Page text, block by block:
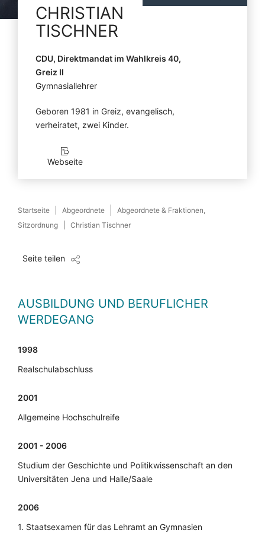
CHRISTIAN
TISCHNER
CDU, Direktmandat im Wahlkreis 40,
Greiz II
Gymnasiallehrer
Geboren 1981 in Greiz, evangelisch,
verheiratet, zwei Kinder.
Webseite
Startseite Abgeordnete
Abgeordnete & Fraktionen,
Sitzordnung
Christian Tischner
Seite teilen
AUSBILDUNG UND BERUFLICHER
WERDEGANG
1998
Realschulabschluss
2001
Allgemeine Hochschulreife
2001 - 2006
Studium der Geschichte und Politikwissenschaft an den
Universitäten Jena und Halle/Saale
2006
1. Staatsexamen für das Lehramt an Gymnasien